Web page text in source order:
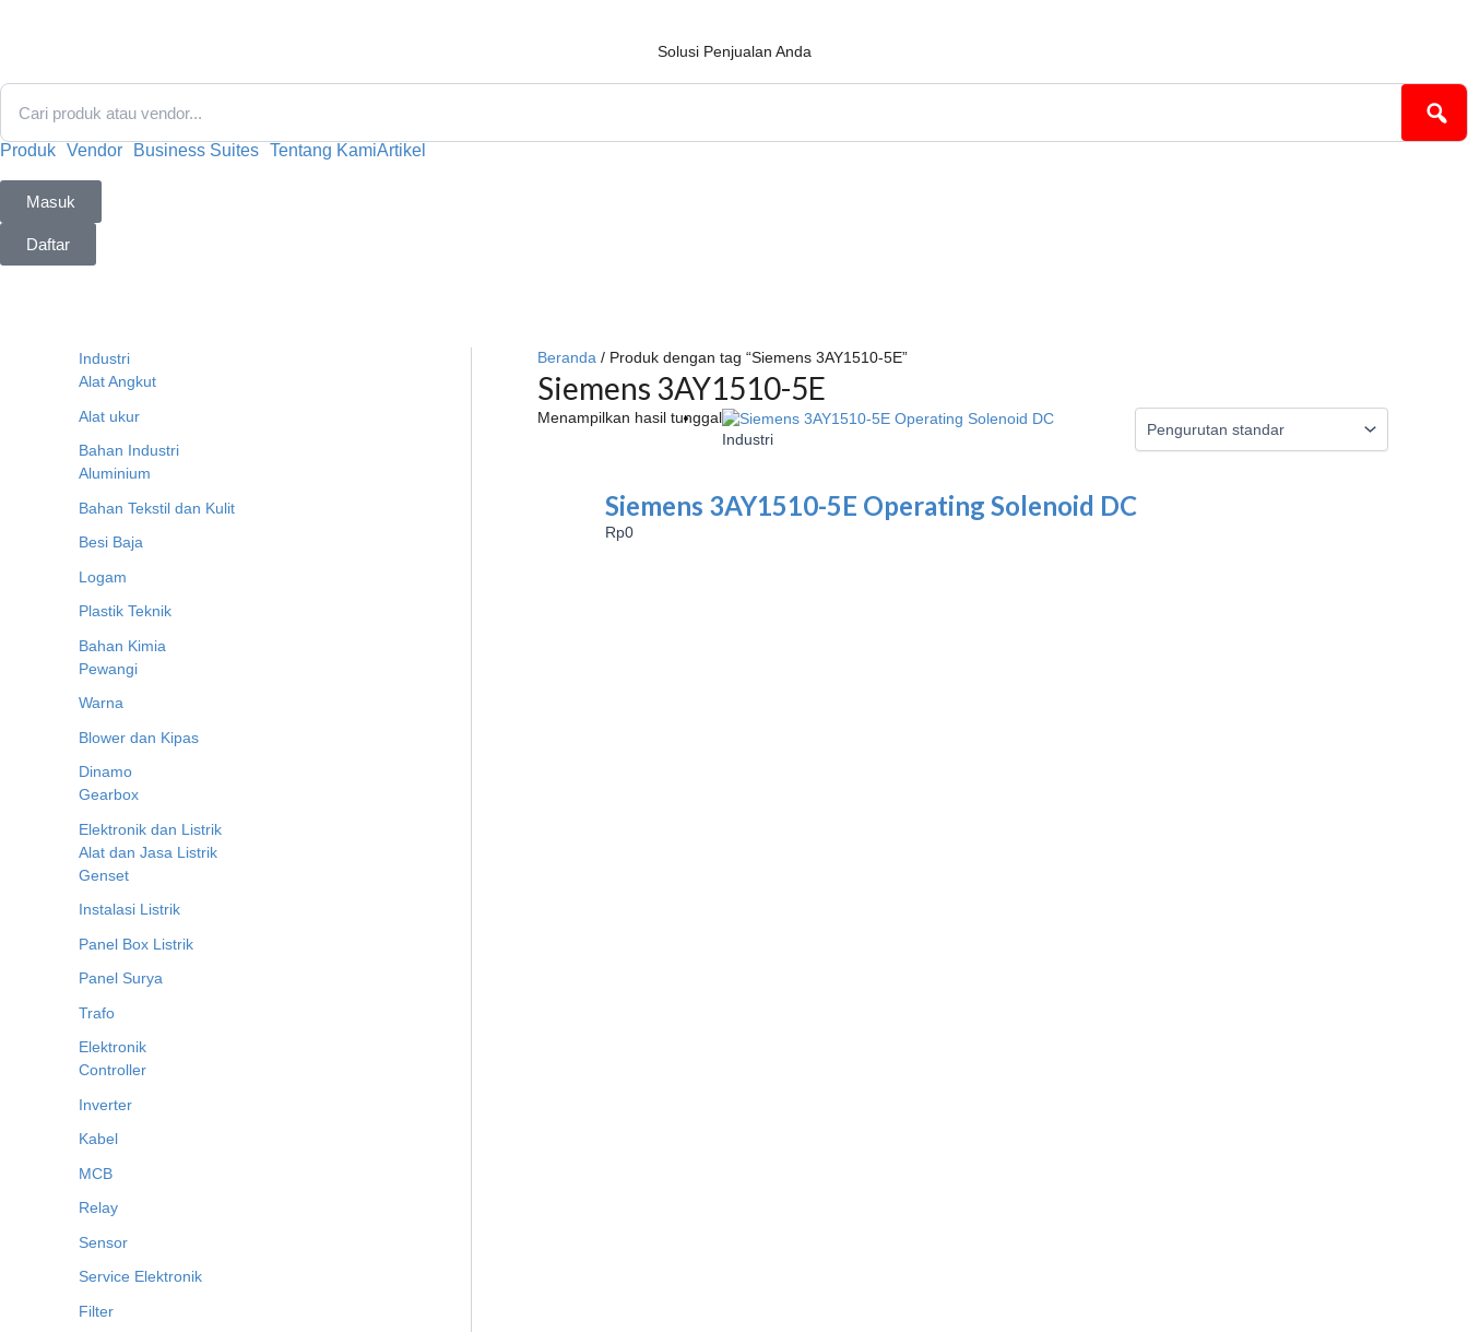
Solusi Penjualan Anda
Produk Vendor Business Suites Tentang KamiArtikel
Masuk
Daftar
Industri
Alat Angkut
Alat ukur
Bahan Industri
Aluminium
Bahan Tekstil dan Kulit
Besi Baja
Logam
Plastik Teknik
Bahan Kimia
Pewangi
Warna
Blower dan Kipas
Dinamo
Gearbox
Elektronik dan Listrik
Alat dan Jasa Listrik
Genset
Instalasi Listrik
Panel Box Listrik
Panel Surya
Trafo
Elektronik
Controller
Inverter
Kabel
MCB
Relay
Sensor
Service Elektronik
Filter
Beranda / Produk dengan tag “Siemens 3AY1510-5E”
Siemens 3AY1510-5E
Menampilkan hasil tunggal
Industri
Siemens 3AY1510-5E Operating Solenoid DC
Rp0